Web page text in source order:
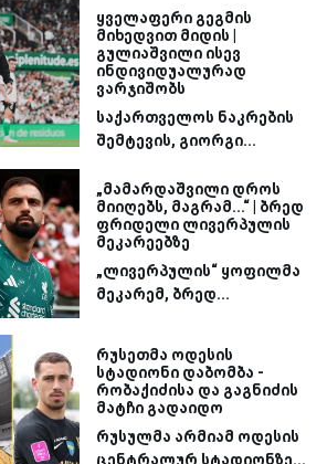
ყველაფერი გეგმის
მიხედვით მიდის |
გულიაშვილი ისევ
ინდივიდუალურად
ვარჯიშობს
საქართველოს ნაკრების
შემტევის, გიორგი...
„მამარდაშვილი დროს
მიიღებს, მაგრამ...“ | ბრედ
ფრიდელი ლივერპულის
მეკარეებზე
„ლივერპულის“ ყოფილმა
მეკარემ, ბრედ...
რუსეთმა ოდესის
სტადიონი დაბომბა -
რობაქიძისა და გაგნიძის
მატჩი გადაიდო
რუსულმა არმიამ ოდესის
ცენტრალურ სტადიონზე...